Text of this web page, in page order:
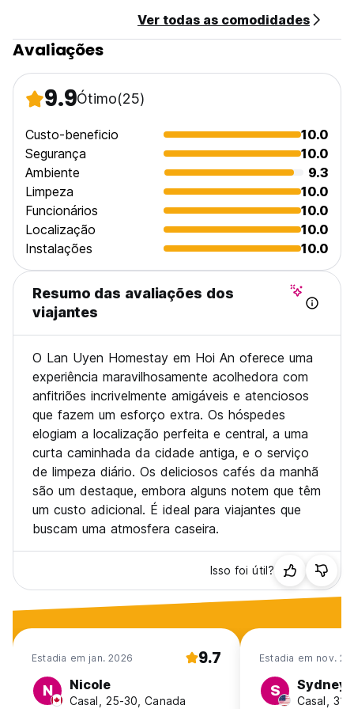
Ver todas as comodidades
Avaliações
9.9Ótimo(25)
Custo-beneficio
10.0
Segurança
10.0
Ambiente
9.3
Limpeza
10.0
Funcionários
10.0
Localização
10.0
Instalações
10.0
Resumo das avaliações dos
viajantes
O Lan Uyen Homestay em Hoi An oferece uma
experiência maravilhosamente acolhedora com
anfitriões incrivelmente amigáveis e atenciosos
que fazem um esforço extra. Os hóspedes
elogiam a localização perfeita e central, a uma
curta caminhada da cidade antiga, e o serviço
de limpeza diário. Os deliciosos cafés da manhã
são um destaque, embora alguns notem que têm
um custo adicional. É ideal para viajantes que
buscam uma atmosfera caseira.
Isso foi útil?
Estadia em jan. 2026 9.7
N Nicole
Casal, 25-30, Canada
Estadia em nov.
S Sydney
Casal, 31-